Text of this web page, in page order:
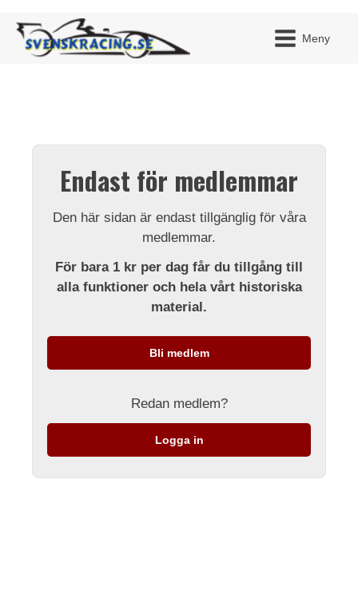
Meny
Endast för medlemmar
Den här sidan är endast tillgänglig för våra
medlemmar.
För bara 1 kr per dag får du tillgång till
alla funktioner och hela vårt historiska
material.
Bli medlem
Redan medlem?
Logga in